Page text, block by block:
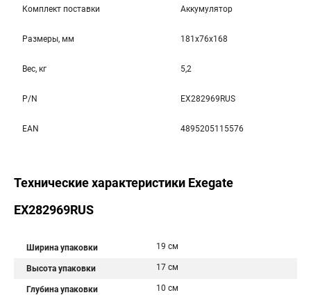
Комплект поставки Аккумулятор
Размеры, мм 181x76x168
Вес, кг 5,2
P/N EX282969RUS
EAN 4895205115576
Технические характеристики Exegate
EX282969RUS
Ширина упаковки 19 см
Высота упаковки 17 см
Глубина упаковки 10 см